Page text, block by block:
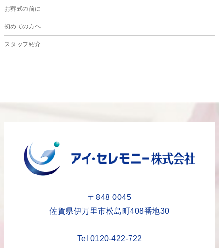
2023年11月
2023年8月
2023年6月
お葬式の前に
初めての方へ
スタッフ紹介
〒848-0045
佐賀県伊万里市松島町408番地30
Tel 0120-422-722